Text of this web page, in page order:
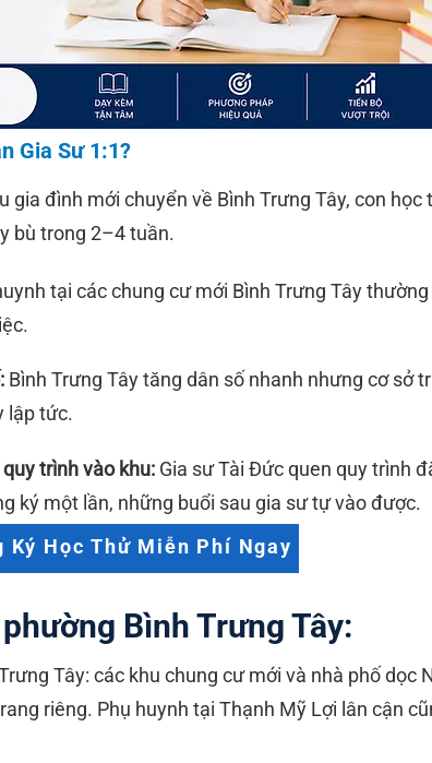
Gia Sư 1:1?
gia đình mới chuyển về Bình Trưng Tây, con
bù trong 2–4 tuần.
tại các chung cư mới Bình Trưng Tây
Bình Trưng Tây tăng dân số nhanh nhưng cơ sở
lập tức.
trình vào khu: Gia sư Tài Đức quen quy trình
ký một lần, những buổi sau gia sư tự vào được.
Ký Học Thử Miễn Phí Ngay
Bình Trưng Tây:
Tây: các khu chung cư mới và nhà phố dọc
riêng. Phụ huynh tại Thạnh Mỹ Lợi lân cận